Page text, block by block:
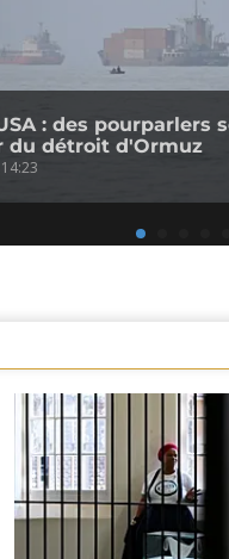
: des pourparlers
du détroit d'Ormuz